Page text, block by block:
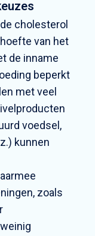
cholesterol
van het
de inname
beperkt
met veel
voedsel,
kunnen
zoals